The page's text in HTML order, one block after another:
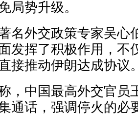
局势升级。
名外交政策专家吴心
发挥了积极作用，不
接推动伊朗达成协议
，中国最高外交官员
通话，强调停火的必